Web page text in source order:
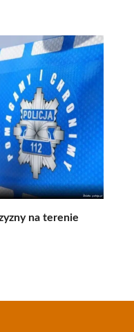
na terenie